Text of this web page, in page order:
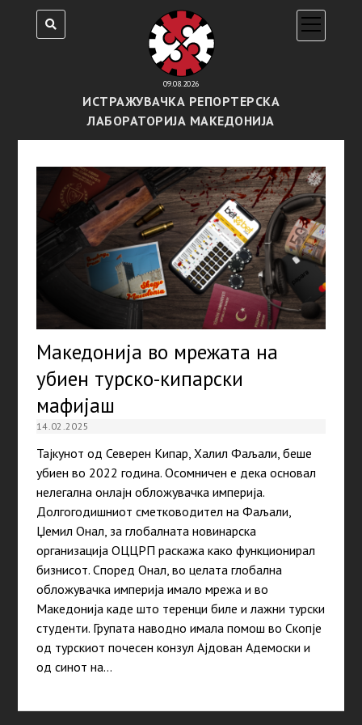
09.08.2026
ИСТРАЖУВАЧКА РЕПОРТЕРСКА
ЛАБОРАТОРИЈА МАКЕДОНИЈА
open
menu
Македонија во мрежата на
убиен турско-кипарски
мафијаш
14.02.2025
Тајкунот од Северен Кипар, Халил Фаљали, беше
убиен во 2022 година. Осомничен е дека основал
нелегална онлајн обложувачка империја.
Долгогодишниот сметководител на Фаљали,
Џемил Онал, за глобалната новинарска
организација ОЦЦРП раскажа како функционирал
бизнисот. Според Онал, во целата глобална
обложувачка империја имало мрежа и во
Македонија каде што теренци биле и лажни турски
студенти. Групата наводно имала помош во Скопје
од турскиот почесен конзул Ајдован Адемоски и
од синот на…